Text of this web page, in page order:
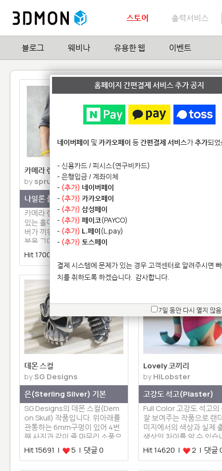
스토어 출력서비스
블로그 웨비나 유용한 웹 이벤트
카메라 렌즈커버 홀더
byspruce
나일론 플라스틱
카메라 랜즈커버를 끼워놓을 수
있는 홀더 디자인입니다. 랜즈커
버가 끼워지는 카메라 랜즈 끝부
분을 그대로 응용한 디자인으…
Hit 17008 |
Celeb Figure series
데몬 스컬
bySG Designs
은(Sterling Silver) 기본
SG Designs의 데몬 스컬(Dem
on Skull) 작품입니다. 위아래를
관통하는 6mm구멍이 있어 4번
째 사진과 같이 줄 마무리 소품으
로 사용할 수 …
Hit 15691 | 5 | 댓글 0
Lovely 코끼리
byHiLobster
고강도 석고(Plaster)
Full Color 고강도 석고의
잘 보여주는 작품으로 랜
미지에서의 색상과 실제
색상의 차이를 알 수 있습
3…
Hit 14620 | 2 | 댓글
홈페이지 간편결제 서비스 추가 공지
네이버페이 및 카카오페이 등간편결제 서비스가추가되
- 신용카드 / 피시스(연구비카드)
- 은행입금 / 계좌이체
- (추가) 네이버페이
- (추가) 카카오페이
- (추가) 삼성페이
- (추가) 페이코(PAYCO)
- (추가) L.페이(L.pay)
- (추가) 토스페이
결제 시스템에 문제가 있는 경우 고객센터로 알려주시면
치를 취하도록 하겠습니다. 감사합니다.
7일 동안 다시 열지 않음